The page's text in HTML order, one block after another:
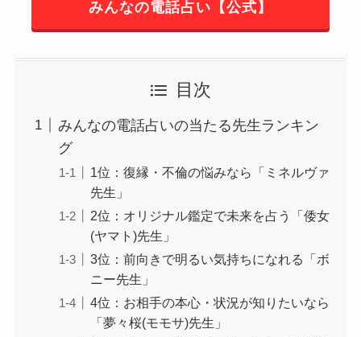
みんなの電話占い【公式】
目次
みんなの電話占いの当たる先生ランキン
グ
1位：復縁・不倫の悩みなら「ミネルヴァ
先生」
2位：オリジナル鑑定で未来を占う「倭女
(ヤマト)先生」
3位：前向きで明るい気持ちになれる「ボ
ニー先生」
4位：お相手の本心・状況が知りたいなら
「夢々桜(モモサ)先生」